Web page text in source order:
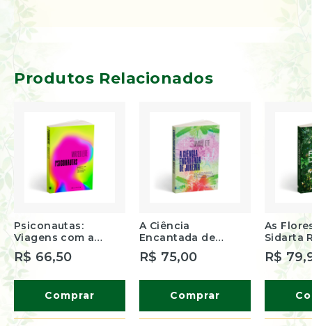
Produtos Relacionados
Psiconautas:
Viagens com a
Ciência Psicodélica
Brasileira - Marcelo
Leite
R$ 66,50
Comprar
A Ciência
Encantada de
Jurema - Marcelo
Leite
R$ 75,00
Comprar
As
Sidarta
R$